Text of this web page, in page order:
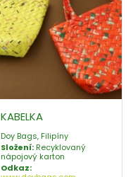
KABELKA
Doy Bags, Filipíny
Složení: Recyklovaný
nápojový karton
Odkaz: